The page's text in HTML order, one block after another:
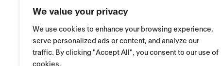
We value your privacy
We use cookies to enhance your browsing experience,
serve personalized ads or content, and analyze our
traffic. By clicking "Accept All", you consent to our use of